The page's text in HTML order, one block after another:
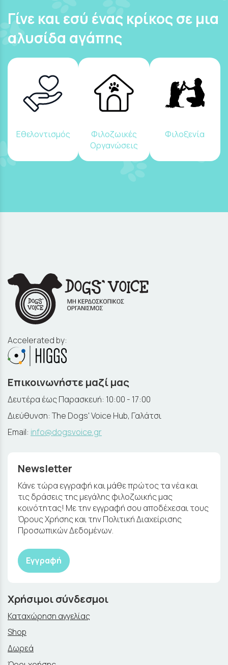
Γίνε και εσύ ένας κρίκος σε μια
αλυσίδα αγάπης
Εθελοντισμός
Φιλοζωικές
Οργανώσεις
Φιλοξενία
Accelerated by:
Επικοινωνήστε μαζί μας
Δευτέρα έως Παρασκευή: 10:00 - 17:00
Διεύθυνση: The Dogs' Voice Hub, Γαλάτσι
Email: info@dogsvoice.gr
Newsletter
Κάνε τώρα εγγραφή και μάθε πρώτος τα νέα και
τις δράσεις της μεγάλης φιλοζωικής μας
κοινότητας! Με την εγγραφή σου αποδέχεσαι τους
Όρους Χρήσης και την Πολιτική Διαχείρισης
Προσωπικών Δεδομένων.
Εγγραφή
Χρήσιμοι σύνδεσμοι
Καταχώρηση αγγελίας
Shop
Δωρεά